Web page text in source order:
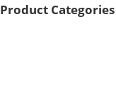
Product Categories